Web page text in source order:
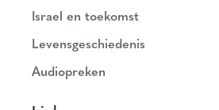
Israel en toekomst
Levensgeschiedenis
Audiopreken